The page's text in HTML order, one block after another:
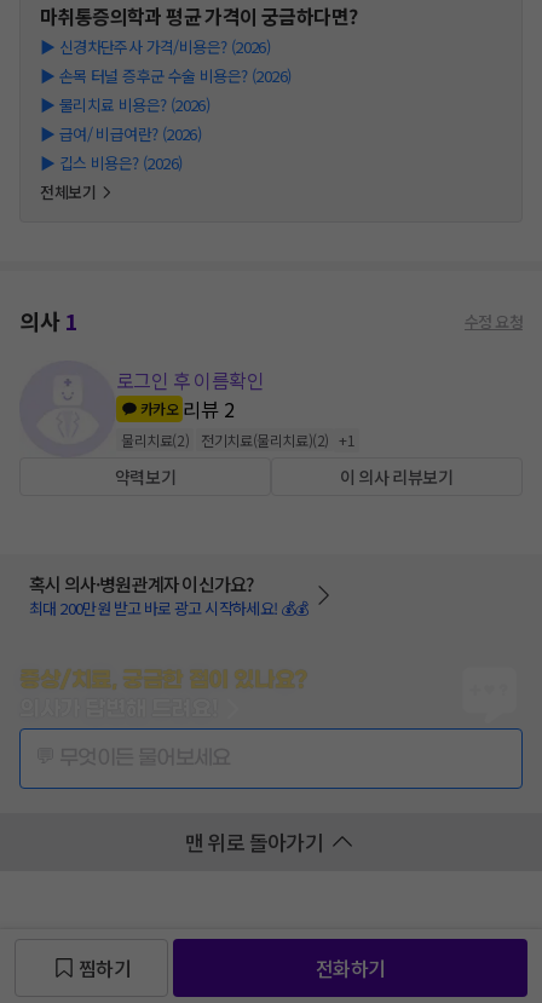
마취통증의학과평균 가격이 궁금하다면?
▶ 신경차단주사 가격/비용은? (2026)
▶ 손목 터널 증후군 수술 비용은? (2026)
▶ 물리치료 비용은? (2026)
▶ 급여/ 비급여란? (2026)
▶ 깁스 비용은? (2026)
전체보기
의사1 수정 요청
로그인 후 이름확인
카카오 리뷰 2
물리치료(2) 전기치료(물리치료)(2) +1
약력보기 이 의사 리뷰보기
혹시 의사·병원관계자 이신가요?
최대 200만원 받고 바로 광고 시작하세요! 💰💰
증상/치료, 궁금한 점이 있나요?
맨 위로 돌아가기
찜하기 전화하기